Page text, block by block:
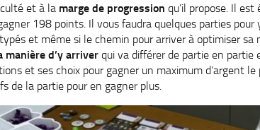
et à la marge de progression qu’il propose. Il
198 points. Il vous faudra quelques parties
et même si le chemin pour arriver à optimiser sa
manière d’y arriver qui va différer de partie en partie
et ses choix pour gagner un maximum d’argent
de la partie pour en gagner plus.